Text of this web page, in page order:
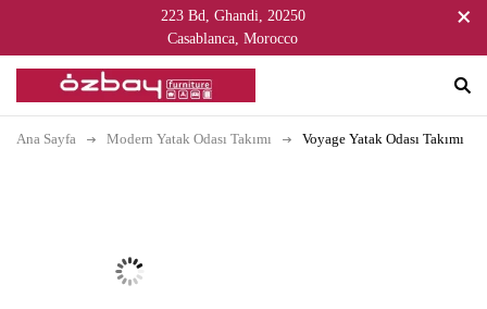
223 Bd, Ghandi, 20250
Casablanca, Morocco
Ana Sayfa Modern Yatak Odası Takımı Voyage Yatak Odası Takımı